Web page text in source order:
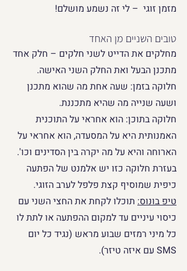
מזמן זוגי  – לי זה נשמע מושלם!
טובים השניים מן האחד
מחלקים את הדייט לשני חלקים – חלק אחד
מתכנן הבעל ואת החלק השני האישה.
חלוקה בזמן: שעה אחת מה שהוא מתכנן
ושעה שנייה מה שהיא מתכננת.
חלוקה בתוכן: הוא אחראי על התוכנית
האמנותית היא על המסעדה, הוא אחראי על
הארוחה והיא על מה יקרה בין הסדינים וכו'.
בעזרת חלוקה כזו יש אלמנט של הפתעה
כיפית שמוסיף קצת פלפל לערב הזוגי.
טיפ בונוס: תוכלו לקחת את החצי השני עם
כיסוי עיניים עד למקום ההפתעה או לתת לו
כל מיני רמזים שבוע מראש (נגיד כל יום
SMS עם איזה טיזר).